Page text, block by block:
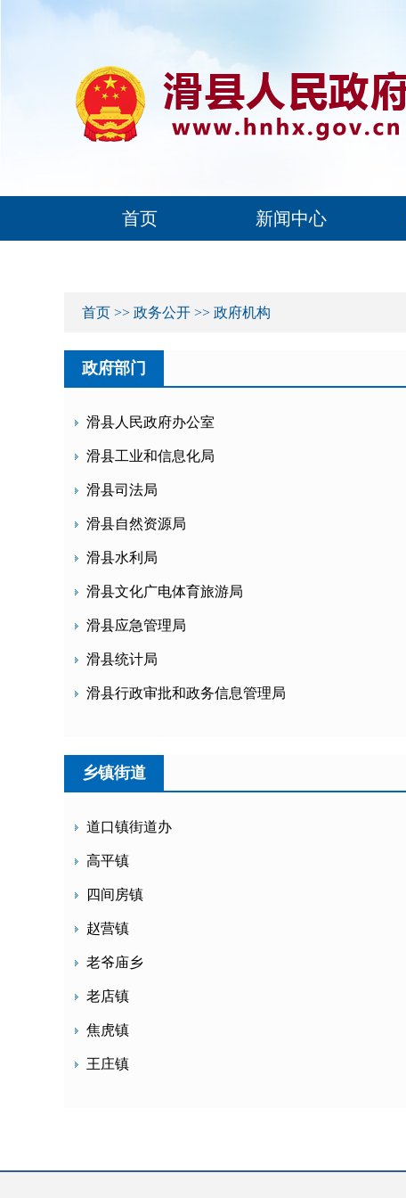
首页 新闻中心
首页 >> 政务公开 >> 政府机构
政府部门
滑县人民政府办公室
滑县工业和信息化局
滑县司法局
滑县自然资源局
滑县水利局
滑县文化广电体育旅游局
滑县应急管理局
滑县统计局
滑县行政审批和政务信息管理局
乡镇街道
道口镇街道办
高平镇
四间房镇
赵营镇
老爷庙乡
老店镇
焦虎镇
王庄镇